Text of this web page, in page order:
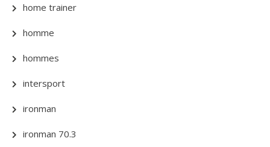
home trainer
homme
hommes
intersport
ironman
ironman 70.3